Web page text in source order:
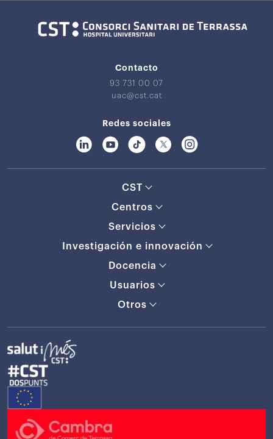
Contacto
93 731 00 07
uac@cst.cat
Redes sociales
CST
Centros
Servicios
Investigación e innovación
Docencia
Usuarios
Otros